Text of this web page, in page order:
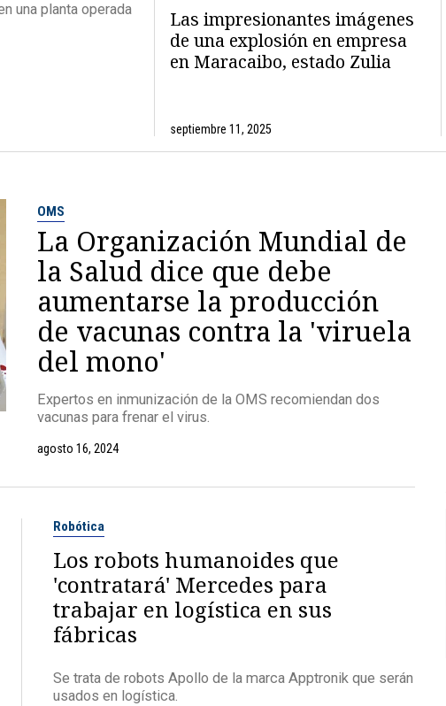
una planta operada
Las impresionantes imágenes
de una explosión en empresa
en Maracaibo, estado Zulia
septiembre 11, 2025
OMS
La Organización Mundial de
la Salud dice que debe
aumentarse la producción
de vacunas contra la 'viruela
del mono'
Expertos en inmunización de la OMS recomiendan dos
vacunas para frenar el virus.
agosto 16, 2024
Robótica
Los robots humanoides que
'contratará' Mercedes para
trabajar en logística en sus
fábricas
Se trata de robots Apollo de la marca Apptronik que serán
usados en logística.